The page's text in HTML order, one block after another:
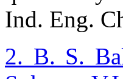
Ind. Eng.
2. B. S.